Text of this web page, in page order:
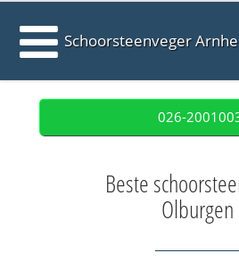
Schoorsteenveger
026-
Beste
Olburgen